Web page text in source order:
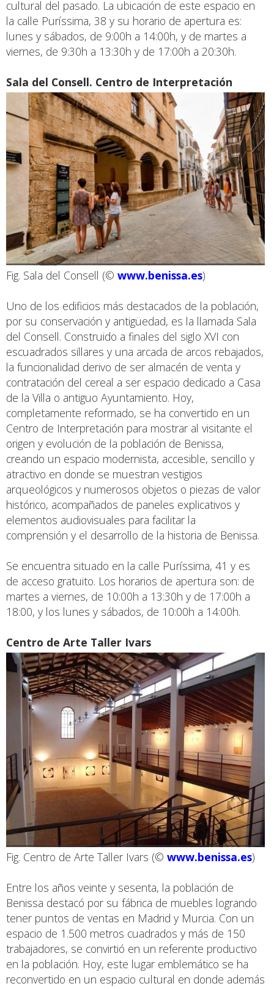
cultural del pasado. La ubicación de este espacio en
la calle Puríssima, 38 y su horario de apertura es:
lunes y sábados, de 9:00h a 14:00h, y de martes a
viernes, de 9:30h a 13:30h y de 17:00h a 20:30h.
Sala del Consell. Centro de Interpretación
Fig. Sala del Consell (© www.benissa.es)
Uno de los edificios más destacados de la población,
por su conservación y antigüedad, es la llamada Sala
del Consell. Construido a finales del siglo XVI con
escuadrados sillares y una arcada de arcos rebajados,
la funcionalidad derivo de ser almacén de venta y
contratación del cereal a ser espacio dedicado a Casa
de la Villa o antiguo Ayuntamiento. Hoy,
completamente reformado, se ha convertido en un
Centro de Interpretación para mostrar al visitante el
origen y evolución de la población de Benissa,
creando un espacio modernista, accesible, sencillo y
atractivo en donde se muestran vestigios
arqueológicos y numerosos objetos o piezas de valor
histórico, acompañados de paneles explicativos y
elementos audiovisuales para facilitar la
comprensión y el desarrollo de la historia de Benissa.
Se encuentra situado en la calle Puríssima, 41 y es
de acceso gratuito. Los horarios de apertura son: de
martes a viernes, de 10:00h a 13:30h y de 17:00h a
18:00, y los lunes y sábados, de 10:00h a 14:00h.
Centro de Arte Taller Ivars
Fig. Centro de Arte Taller Ivars (© www.benissa.es)
Entre los años veinte y sesenta, la población de
Benissa destacó por su fábrica de muebles logrando
tener puntos de ventas en Madrid y Murcia. Con un
espacio de 1.500 metros cuadrados y más de 150
trabajadores, se convirtió en un referente productivo
en la población. Hoy, este lugar emblemático se ha
reconvertido en un espacio cultural en donde además